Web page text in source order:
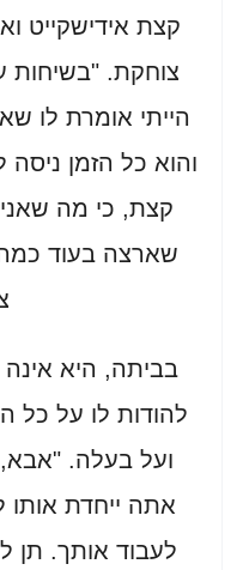
קצת אידישקייט
צוחקת.
הייתי אומרת לו
והוא כל הזמן
קצת, כי מה
שארצה בעוד
בביתה, היא
להודות לו על כל
ועל בעלה.
אתה ייחדת אותו
לעבוד אותך. תן